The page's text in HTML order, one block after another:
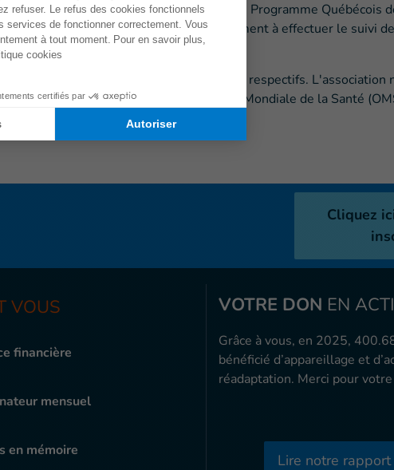
Canadiens de l’Automobile, du Programme Québécois
Québec. Son mandat consiste également à effectuer le suivi
causes et les effets du handicap.
et multilatéraux dans leurs pays respectifs. L'association
à Genève, telles que l'Organisation Mondiale de la Santé
Cliquez
VOUS
financière
mensuel
en mémoire
VOTRE DON EN
Grâce à vous, en 2025,
bénéficié d’appareillage et
réadaptation. Merci pour
Lire notre